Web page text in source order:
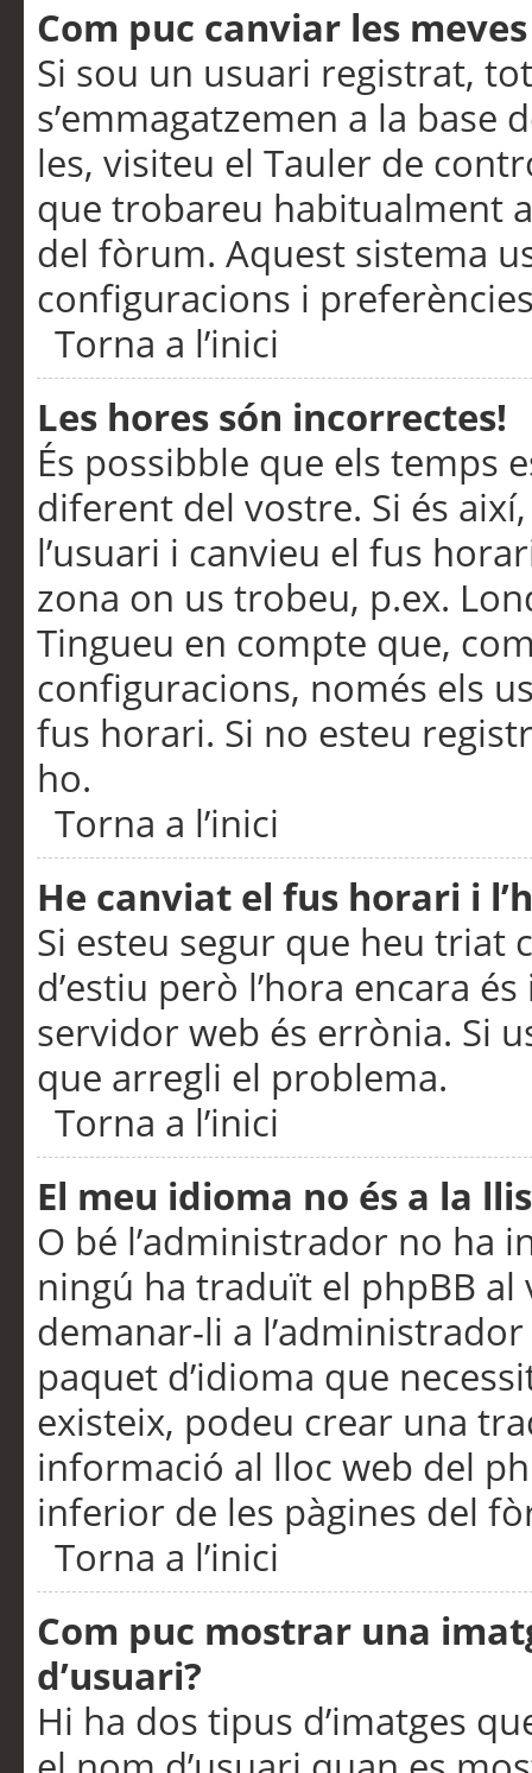
Com puc canviar les
Si sou un usuari registrat,
s’emmagatzemen a la
les, visiteu el Tauler de
que trobareu habitualment
del fòrum. Aquest sistema
configuracions i
Torna a l’inici
Les hores són incorrectes!
És possibble que els temps
diferent del vostre. Si és
l’usuari i canvieu el fus
zona on us trobeu, p.ex.
Tingueu en compte que,
configuracions, només els
fus horari. Si no esteu
ho.
Torna a l’inici
He canviat el fus horari i
Si esteu segur que heu triat
d’estiu però l’hora encara
servidor web és errònia. Si
que arregli el problema.
Torna a l’inici
El meu idioma no és a la
O bé l’administrador no ha
ningú ha traduït el phpBB
demanar-li a
paquet d’idioma que
existeix, podeu crear una
informació al lloc web del
inferior de les pàgines del
Torna a l’inici
Com puc mostrar una
d’usuari?
Hi ha dos tipus d’imatges